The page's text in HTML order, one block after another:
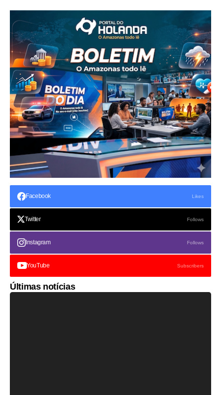
Facebook Likes
Twitter Follows
Instagram Follows
YouTube Subscribers
Últimas notícias